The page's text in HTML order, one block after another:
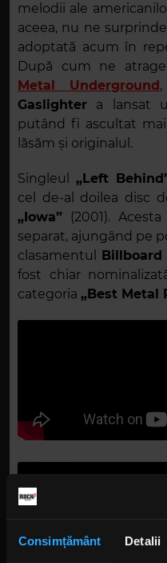
Consimțământ Detalii
melodii ale
aceea, nu ne
adoptată acum în
După cum ne
Metal Underground
Gaslighter a lansat
putând fi ascultat
lăsăm și originalul.
Singleul „Left
cel de-al doilea disc
„Iowa” (2001).
separat, ajungând pe
clasamentul Billboard
fost chiar
categoria „Best Metal